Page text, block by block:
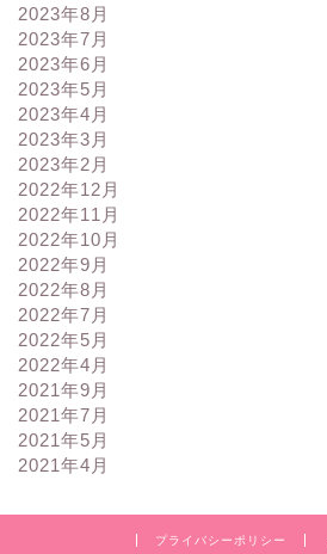
2023年8月
2023年7月
2023年6月
2023年5月
2023年4月
2023年3月
2023年2月
2022年12月
2022年11月
2022年10月
2022年9月
2022年8月
2022年7月
2022年5月
2022年4月
2021年9月
2021年7月
2021年5月
2021年4月
プライバシーポリシー